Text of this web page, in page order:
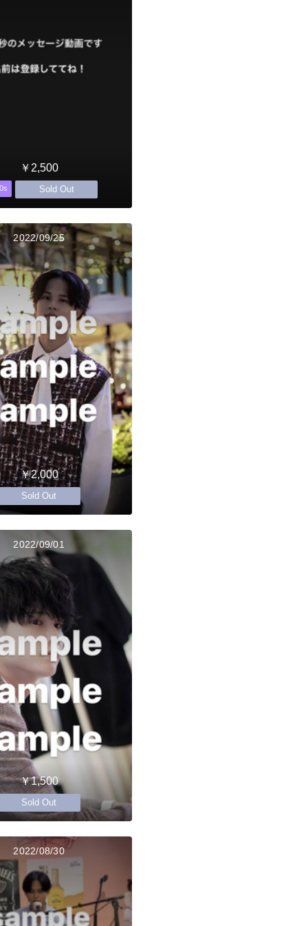
￥2,500
Sold Out
2022/09/25
￥2,000
Sold Out
2022/09/01
￥1,500
Sold Out
2022/08/30